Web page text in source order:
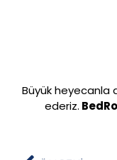
Büyük heyecanla
ederiz.